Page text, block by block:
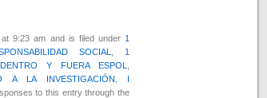
9:23 am and is filed under 1
SOCIAL
1
Y FUERA ESPOL
A LA INVESTIGACIÓN
I
to this entry through the